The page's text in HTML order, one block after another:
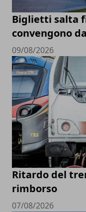
Biglietti salta
convengono
09/08/2026
Ritardo del
rimborso
07/08/2026